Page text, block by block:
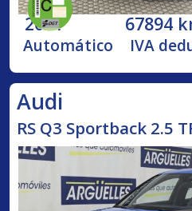
2021 67894
Automático IVA
Audi
RS Q3 Sportback 2.5